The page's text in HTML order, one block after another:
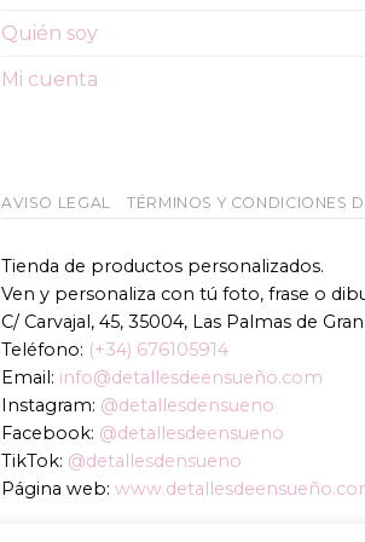
Quién soy
Mi cuenta
AVISO LEGAL TÉRMINOS Y CONDICIONES
Tienda de productos personalizados.
Ven y personaliza con tú foto, frase o
C/ Carvajal, 45, 35004, Las Palmas de
Teléfono: (+34) 676105914
Email: info@detallesdeensueño.com
Instagram: @detallesdensueno
Facebook: @detallesdeensueno
TikTok: @detallesdensueno
Página web: